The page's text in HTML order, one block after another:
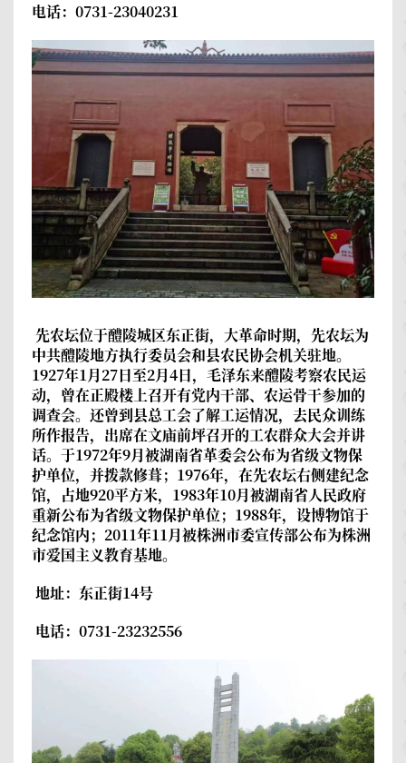
电话：0731-23040231
先农坛位于醴陵城区东正街，大革命时期，先农坛为
中共醴陵地方执行委员会和县农民协会机关驻地。
1927年1月27日至2月4日，毛泽东来醴陵考察农民运
动，曾在正殿楼上召开有党内干部、农运骨干参加的
调查会。还曾到县总工会了解工运情况，去民众训练
所作报告，出席在文庙前坪召开的工农群众大会并讲
话。于1972年9月被湖南省革委会公布为省级文物保
护单位，并拨款修葺；1976年，在先农坛右侧建纪念
馆，占地920平方米，1983年10月被湖南省人民政府
重新公布为省级文物保护单位；1988年，设博物馆于
纪念馆内；2011年11月被株洲市委宣传部公布为株洲
市爱国主义教育基地。
地址：东正街14号
电话：0731-23232556